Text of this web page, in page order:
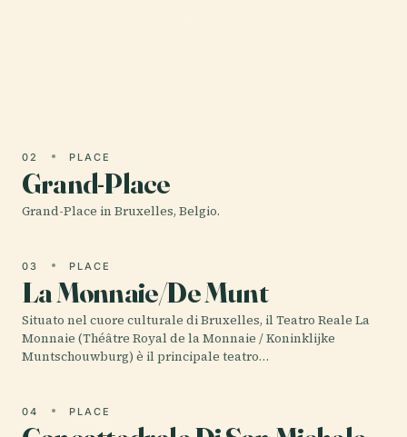
02 PLACE
Grand-Place
Grand-Place in Bruxelles, Belgio.
03 PLACE
La Monnaie/De Munt
Situato nel cuore culturale di Bruxelles, il Teatro Reale La
Monnaie (Théâtre Royal de la Monnaie / Koninklijke
Muntschouwburg) è il principale teatro…
04 PLACE